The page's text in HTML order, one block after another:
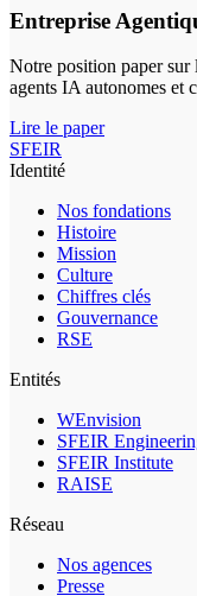
Entreprise
Notre position paper
agents IA autonomes et
Lire le paper
SFEIR
Identité
Nos fondations
Histoire
Mission
Culture
Chiffres clés
Gouvernance
RSE
Entités
WEnvision
SFEIR
SFEIR Institute
RAISE
Réseau
Nos agences
Presse